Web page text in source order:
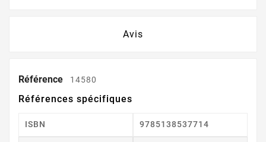
Avis
Référence 14580
Références spécifiques
ISBN 9785138537714